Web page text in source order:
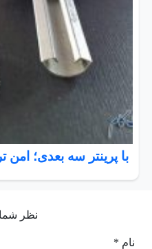
با پرینتر سه بعدی؛ امن
نظر
نام *